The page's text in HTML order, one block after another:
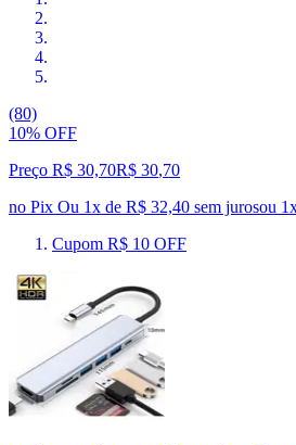
(80)
10% OFF
Preço R$ 30,70R$ 30,70
no Pix Ou 1x de R$ 32,40 sem jurosou 1
Cupom R$ 10 OFF